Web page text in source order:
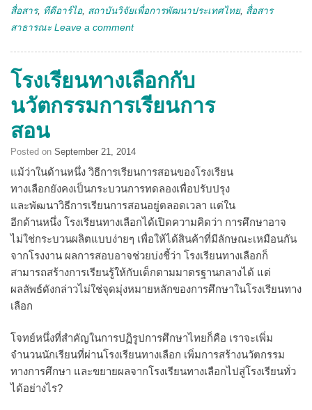
สื่อสาร, ทีดีอาร์ไอ, สถาบันวิจัยเพื่อการพัฒนาประเทศไทย, สื่อสาร
สาธารณะ Leave a comment
โรงเรียนทางเลือกกับ
นวัตกรรมการเรียนการ
สอน
Posted on September 21, 2014
แม้ว่าในด้านหนึ่ง วิธีการเรียนการสอนของโรงเรียน
ทางเลือกยังคงเป็นกระบวนการทดลองเพื่อปรับปรุง
และพัฒนาวิธีการเรียนการสอนอยู่ตลอดเวลา แต่ใน
อีกด้านหนึ่ง โรงเรียนทางเลือกได้เปิดความคิดว่า การศึกษาอาจ
ไม่ใช่กระบวนผลิตแบบง่ายๆ เพื่อให้ได้สินค้าที่มีลักษณะเหมือนกัน
จากโรงงาน ผลการสอบอาจช่วยบ่งชี้ว่า โรงเรียนทางเลือกก็
สามารถสร้างการเรียนรู้ให้กับเด็กตามมาตรฐานกลางได้ แต่
ผลลัพธ์ดังกล่าวไม่ใช่จุดมุ่งหมายหลักของการศึกษาในโรงเรียนทาง
เลือก
โจทย์หนึ่งที่สำคัญในการปฏิรูปการศึกษาไทยก็คือ เราจะเพิ่ม
จำนวนนักเรียนที่ผ่านโรงเรียนทางเลือก เพิ่มการสร้างนวัตกรรม
ทางการศึกษา และขยายผลจากโรงเรียนทางเลือกไปสู่โรงเรียนทั่ว
ได้อย่างไร?